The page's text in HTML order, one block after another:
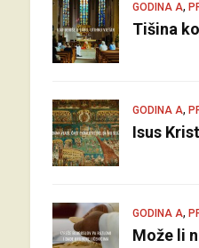
GODINA A,
Tišina
GODINA A,
Isus
GODINA A,
Može li